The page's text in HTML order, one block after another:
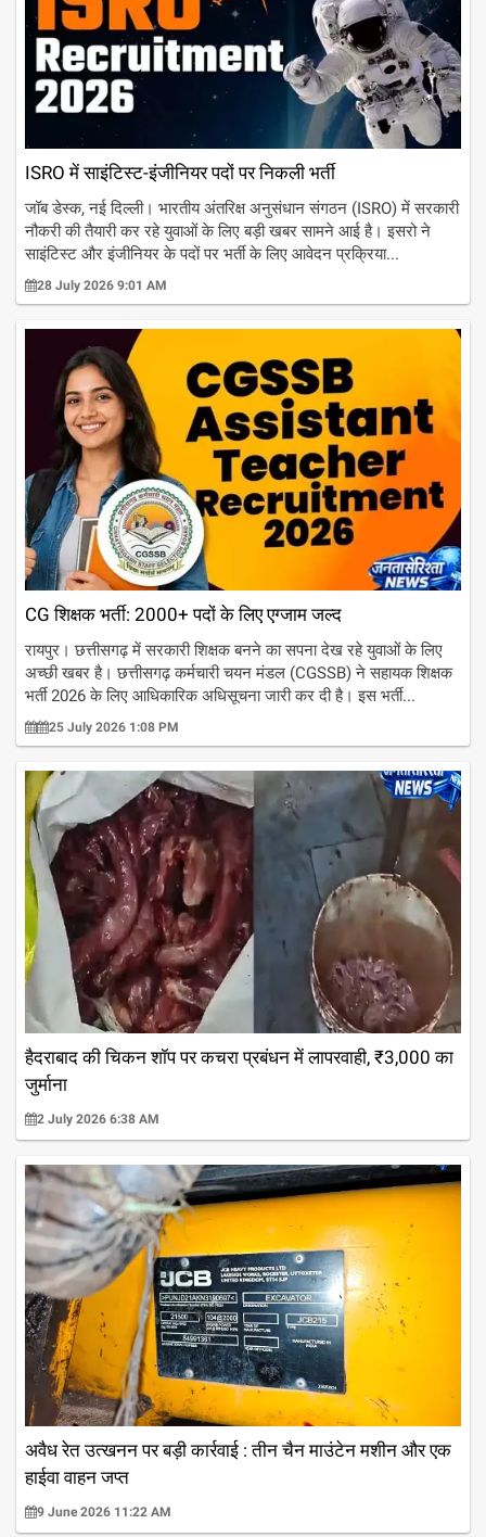
ISRO में साइंटिस्ट-इंजीनियर पदों पर निकली भर्ती
जॉब डेस्क, नई दिल्ली। भारतीय अंतरिक्ष अनुसंधान संगठन (ISRO) में सरकारी
नौकरी की तैयारी कर रहे युवाओं के लिए बड़ी खबर सामने आई है। इसरो ने
साइंटिस्ट और इंजीनियर के पदों पर भर्ती के लिए आवेदन प्रक्रिया...
28 July 2026 9:01 AM
CG शिक्षक भर्ती: 2000+ पदों के लिए एग्जाम जल्द
रायपुर। छत्तीसगढ़ में सरकारी शिक्षक बनने का सपना देख रहे युवाओं के लिए
अच्छी खबर है। छत्तीसगढ़ कर्मचारी चयन मंडल (CGSSB) ने सहायक शिक्षक
भर्ती 2026 के लिए आधिकारिक अधिसूचना जारी कर दी है। इस भर्ती...
25 July 2026 1:08 PM
हैदराबाद की चिकन शॉप पर कचरा प्रबंधन में लापरवाही, ₹3,000 का
जुर्माना
2 July 2026 6:38 AM
अवैध रेत उत्खनन पर बड़ी कार्रवाई : तीन चैन माउंटेन मशीन और एक
हाईवा वाहन जप्त
9 June 2026 11:22 AM